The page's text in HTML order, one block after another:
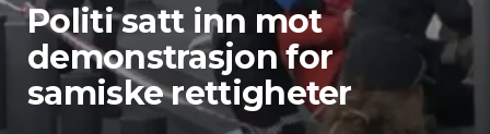
Politi satt inn mot
demonstrasjon for
samiske rettigheter